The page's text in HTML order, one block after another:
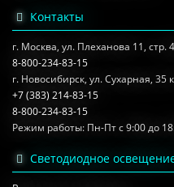
Контакты
г. Москва, ул. Плеханова 11, стр.
8-800-234-83-15
г. Новосибирск, ул. Сухарная, 35
+7 (383) 214-83-15
8-800-234-83-15
Режим работы: Пн-Пт с 9:00 до
Светодиодное